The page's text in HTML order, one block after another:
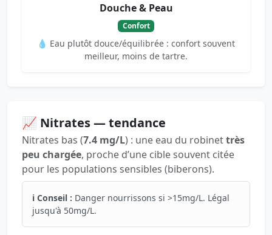
Douche & Peau
Confort
💧 Eau plutôt douce/équilibrée : confort souvent
meilleur, moins de tartre.
📈 Nitrates — tendance
Nitrates bas (7.4 mg/L) : une eau du robinettrès
peu chargée, proche d’une cible souvent citée
pour les populations sensibles (biberons).
ℹ️ Conseil : Danger nourrissons si >15mg/L. Légal
jusqu'à 50mg/L.